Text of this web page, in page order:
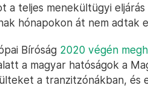
a teljes menekültügyi
hónapokon át nem adtak
Bíróság 2020 végén
a magyar hatóságok a
a tranzitzónákban, és